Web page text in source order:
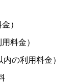
）
料金）
の利用料金）